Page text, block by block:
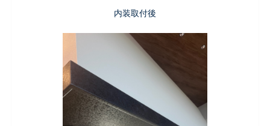
内装取付後